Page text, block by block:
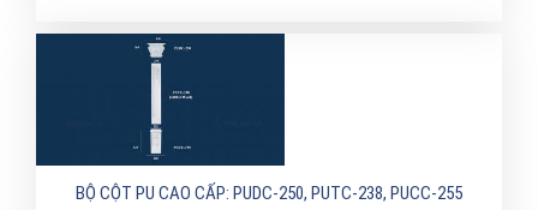
BỘ CỘT PU CAO CẤP: PUDC-250, PUTC-238, PUCC-255